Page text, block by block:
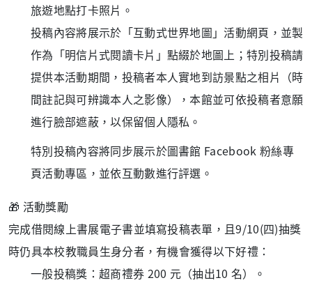
旅遊地點打卡照片。
投稿內容將展示於「互動式世界地圖」活動網頁，並製
作為「明信片式閱讀卡片」點綴於地圖上；特別投稿請
提供本活動期間，投稿者本人實地到訪景點之相片（時
間註記與可辨識本人之影像），本館並可依投稿者意願
進行臉部遮蔽，以保留個人隱私。
特別投稿內容將同步展示於圖書館 Facebook 粉絲專
頁活動專區，並依互動數進行評選。
🎁 活動獎勵
完成借閱線上書展電子書並填寫投稿表單，且9/10(四)抽獎
時仍具本校教職員生身分者，有機會獲得以下好禮：
一般投稿獎：超商禮券 200 元（抽出10 名）。